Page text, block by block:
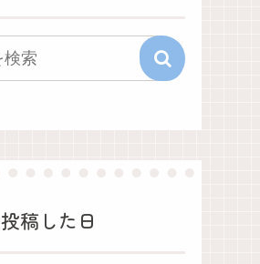
投稿した日